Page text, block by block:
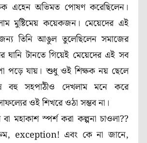
এহেন অভিমত পোষণ করেছিলেন।
মুষ্টিমেয় কয়েকজন। মেয়েদের এই
তিনি আঙুল তুলেছিলেন সমাজের
ঘানি টানতে গিয়েই মেয়েদের এই সব
পড়ে যায়। শুধু ওই শিক্ষক নয় ছেলে
বহু সহপাঠীও দেখলাম মনে করে
ওই শিখরে ওঠা সম্ভব না।
বা মহাকাশ স্পর্শ করা কল্পনা চাওলা??
, exception! এবং কে না জানে,